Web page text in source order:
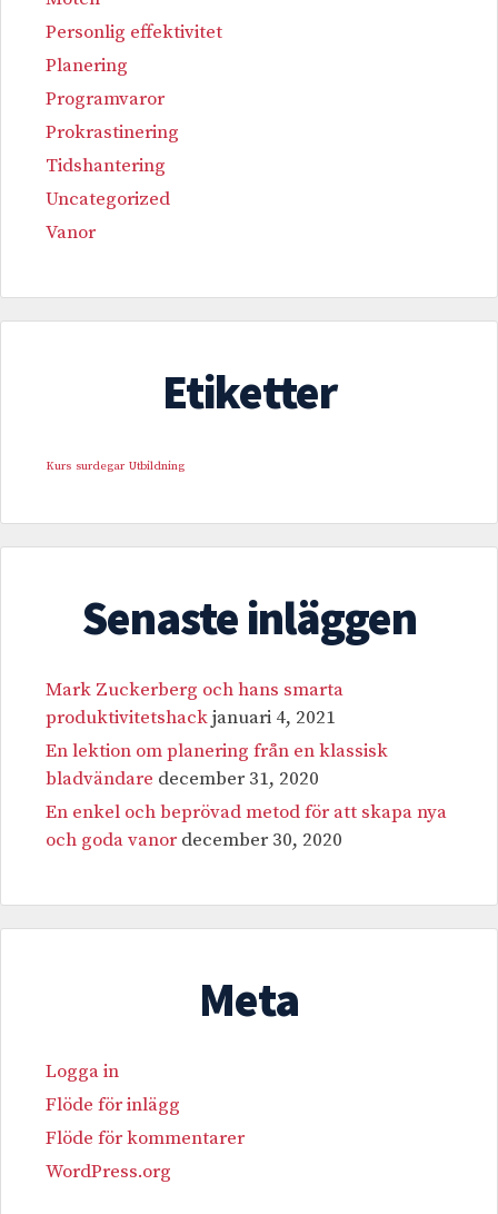
Personlig effektivitet
Planering
Programvaror
Prokrastinering
Tidshantering
Uncategorized
Vanor
Etiketter
Kurs surdegar Utbildning
Senaste inläggen
Mark Zuckerberg och hans smarta
produktivitetshackjanuari 4, 2021
En lektion om planering från en klassisk
bladvändare december 31, 2020
En enkel och beprövad metod för att skapa nya
och goda vanor december 30, 2020
Meta
Logga in
Flöde för inlägg
Flöde för kommentarer
WordPress.org